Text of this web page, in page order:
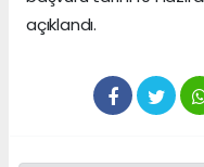
açıklandı.